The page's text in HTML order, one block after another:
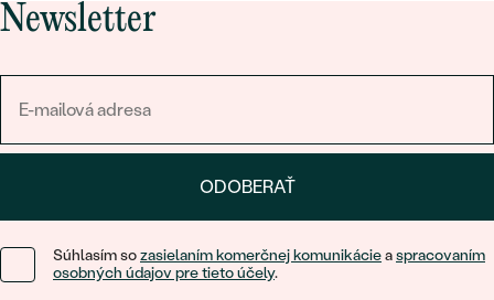
každý lab-grown diamant je dôkladne kontrolovaný, aby spĺňal
Vyberte si z našej bohatej ponuky
grown diamantmi bez toho, aby ste obetovali vaše etické
očarujúci náhrdelník naše šperky s lab-grown diamantmi vám
umožnia žiariť so sebavedomím, že podporujete
Newsletter
ODOBERAŤ
Súhlasím sozasielaním komerčnej komunikácieaspracovaním
osobných údajov pre tieto účely.